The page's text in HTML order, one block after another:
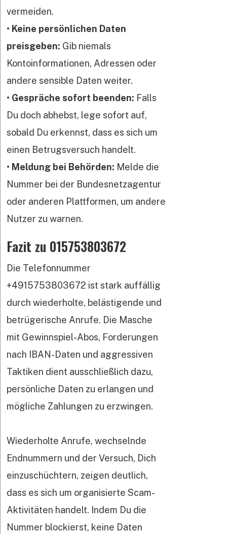
vermeiden.
• Keine persönlichen Daten
preisgeben: Gib niemals
Kontoinformationen, Adressen oder
andere sensible Daten weiter.
• Gespräche sofort beenden: Falls
Du doch abhebst, lege sofort auf,
sobald Du erkennst, dass es sich um
einen Betrugsversuch handelt.
• Meldung bei Behörden: Melde die
Nummer bei der Bundesnetzagentur
oder anderen Plattformen, um andere
Nutzer zu warnen.
Fazit zu 015753803672
Die Telefonnummer
+4915753803672 ist stark auffällig
durch wiederholte, belästigende und
betrügerische Anrufe. Die Masche
mit Gewinnspiel-Abos, Forderungen
nach IBAN-Daten und aggressiven
Taktiken dient ausschließlich dazu,
persönliche Daten zu erlangen und
mögliche Zahlungen zu erzwingen.
Wiederholte Anrufe, wechselnde
Endnummern und der Versuch, Dich
einzuschüchtern, zeigen deutlich,
dass es sich um organisierte Scam-
Aktivitäten handelt. Indem Du die
Nummer blockierst, keine Daten